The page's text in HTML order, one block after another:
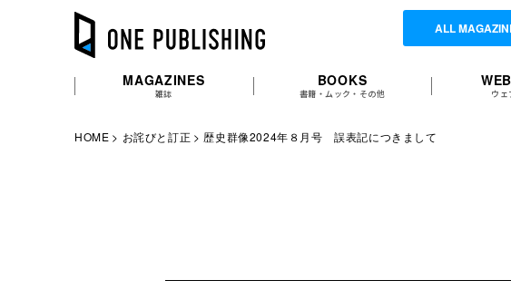
ALL
MAGAZINES
雑誌
BOOKS
書籍・ムック・その他 ウェ
HOME お詫びと訂正 歴史群像2024年８月号 誤表記につきまして